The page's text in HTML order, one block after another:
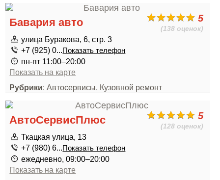
5
(138 оценок)
Бавария авто
улица Буракова, 6, стр. 3
+7 (925) 0...Показать телефон
пн-пт 11:00–20:00
Показать на карте
Рубрики: Автосервисы, Кузовной ремонт
5
(128 оценок)
АвтоСервисПлюс
Ткацкая улица, 13
+7 (980) 6...Показать телефон
ежедневно, 09:00–20:00
Показать на карте